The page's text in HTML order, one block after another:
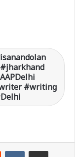
#writing
VKontakte